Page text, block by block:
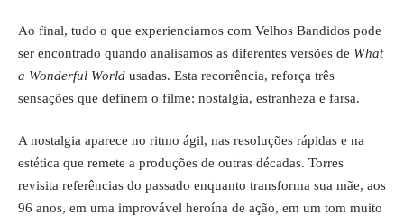
Ao final, tudo o que experienciamos com Velhos Bandidos pode
ser encontrado quando analisamos as diferentes versões de What
a Wonderful World usadas. Esta recorrência, reforça três
sensações que definem o filme: nostalgia, estranheza e farsa.
A nostalgia aparece no ritmo ágil, nas resoluções rápidas e na
estética que remete a produções de outras décadas. Torres
revisita referências do passado enquanto transforma sua mãe, aos
96 anos, em uma improvável heroína de ação, em um tom muito